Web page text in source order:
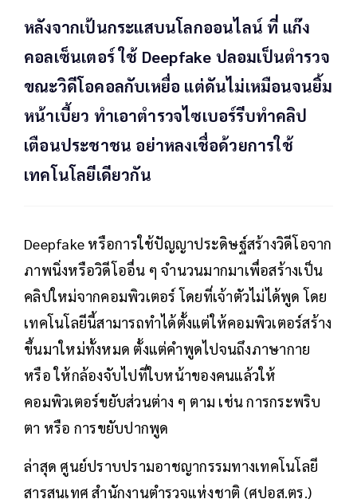
หลังจากเป้นกระแสบนโลกออนไลน์ ที่ แก๊ง
คอลเซ็นเตอร์ ใช้ Deepfake ปลอมเป็นตำรวจ
ขณะวิดีโอคอลกับเหยื่อ แต่ดันไม่เหมือนจนยิ้ม
หน้าเบี้ยว ทำเอาตำรวจไซเบอร์รีบทำคลิป
เตือนประชาชน อย่าหลงเชื่อด้วยการใช้
เทคโนโลยีเดียวกัน
Deepfake หรือการใช้ปัญญาประดิษฐ์สร้างวิดีโอจาก
ภาพนิ่งหรือวิดีโออื่น ๆ จำนวนมากมาเพื่อสร้างเป็น
คลิปใหม่จากคอมพิวเตอร์ โดยที่เจ้าตัวไม่ได้พูด โดย
เทคโนโลยีนี้สามารถทำได้ตั้งแต่ให้คอมพิวเตอร์สร้าง
ขึ้นมาใหม่ทั้งหมด ตั้งแต่คำพูดไปจนถึงภาษากาย
หรือ ให้กล้องจับไปที่ใบหน้าของคนแล้วให้
คอมพิวเตอร์ขยับส่วนต่าง ๆ ตาม เช่น การกระพริบ
ตา หรือ การขยับปากพูด
ล่าสุด ศูนย์ปราบปรามอาชญากรรมทางเทคโนโลยี
สารสนเทศ สำนักงานตำรวจแห่งชาติ (ศปอส.ตร.)